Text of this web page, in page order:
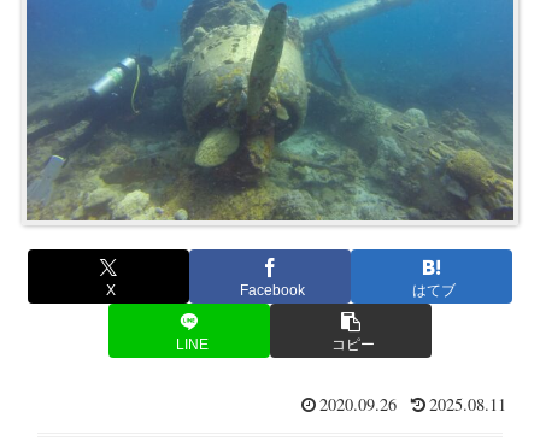
X Facebook はてブ
LINE コピー
2020.09.26 2025.08.11